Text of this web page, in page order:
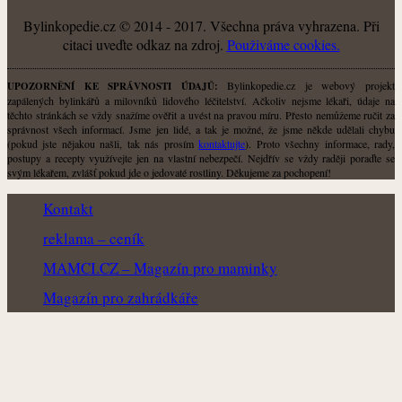
Bylinkopedie.cz © 2014 - 2017. Všechna práva vyhrazena. Při
citaci uveďte odkaz na zdroj. Použiváme cookies.
UPOZORNĚNÍ KE SPRÁVNOSTI ÚDAJŮ: Bylinkopedie.cz je webový projekt
zapálených bylinkářů a milovníků lidového léčitelství. Ačkoliv nejsme lékaři, údaje na
těchto stránkách se vždy snažíme ověřit a uvést na pravou míru. Přesto nemůžeme ručit za
správnost všech informací. Jsme jen lidé, a tak je možné, že jsme někde udělali chybu
(pokud jste nějakou našli, tak nás prosímkontaktujte). Proto všechny informace, rady,
postupy a recepty využívejte jen na vlastní nebezpečí. Nejdřív se vždy raději poraďte se
svým lékařem, zvlášť pokud jde o jedovaté rostliny. Děkujeme za pochopení!
Kontakt
reklama – ceník
MAMCI.CZ – Magazín pro maminky
Magazín pro zahrádkáře